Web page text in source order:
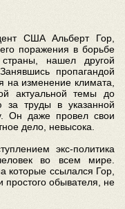
США Альберт Гор,
поражения в борьбе
нашел другой
пропагандой
на изменение климата,
актуальной темы до
за труды в указанной
Он даже провел свои
дело, невысока.
экс-политика
во всем мире.
ссылался Гор,
обывателя, не